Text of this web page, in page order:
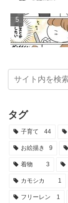
タグ
子育て 44
お絵描き 9
着物 3
カモシカ 1
フリーレン 1